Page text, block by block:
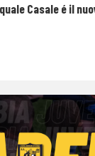
Casale é il